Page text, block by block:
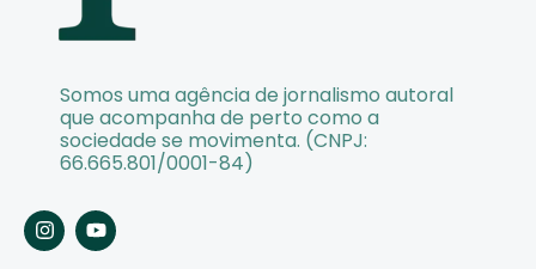
Somos uma agência de jornalismo autoral
que acompanha de perto como a
sociedade se movimenta. (CNPJ:
66.665.801/0001-84)